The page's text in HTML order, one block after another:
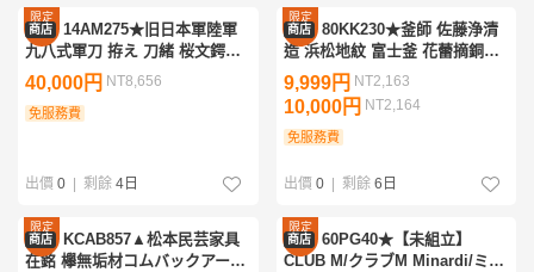
限定
優惠
商店 14AM275★旧日本軍陸軍
九八式軍刀 拵え 刀緒 桜文鍔頭
目貫 亀甲文縁 鉄製鞘 木製刃 軍
装 刀装具 日本刀 竹光刀 大日本
帝国軍
40,000円 NT8,656
免服務費
出價 0 剩餘 4日
限定
優惠
商店 80KK230★釜師 佐藤浄清
造 浜松地紋 富士釜 花蕾摘銅蓋
透かし摘 釜環付 共布共箱付 鉄
製 鉄釜 釜道具 茶道具
9,999円 NT2,163
10,000円 NT2,164
免服務費
出價 0 剩餘 6日
限定
優惠
商店 KCAB857▲松本民芸家具
在銘 欅無垢材コムバックアーム
限定
優惠
商店 60PG40★【未組立】
CLUB M/クラブM Minardi/ミナ